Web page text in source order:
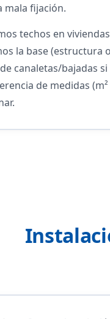
mala fijación.
techos en
la base (estructura
canaletas/bajadas
de medidas